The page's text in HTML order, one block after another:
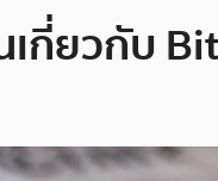
กี่ยวกับ